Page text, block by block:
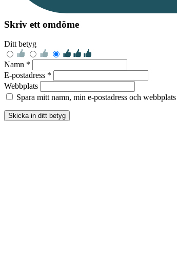
Skriv ett omdöme
Ditt betyg
Namn *
E-postadress *
Webbplats
Spara mitt namn, min e-postadress och